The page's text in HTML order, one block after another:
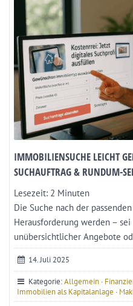
IMMOBILIENSUCHE LEICHT
SUCHAUFTRAG & RUNDUM-
Lesezeit: 2 Minuten
Die Suche nach der
Herausforderung werden –
unübersichtlicher Angebote
14. Juli 2025
Kategorie:Allgemein ·
Immobilien als Kapitalanlage ·